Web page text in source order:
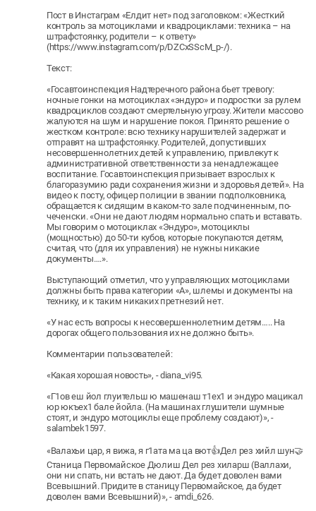
Пост в Инстаграм «Елдит нет» под заголовком: «Жесткий
контроль за мотоциклами и квадроциклами: техника – на
штрафстоянку, родители – к ответу»
(https://www.instagram.com/p/DZCxSScM_p-/).
Текст:
«Госавтоинспекция Надтеречного района бьет тревогу:
ночные гонки на мотоциклах «эндуро» и подростки за рулем
квадроциклов создают смертельную угрозу. Жители массово
жалуются на шум и нарушение покоя. Принято решение о
жестком контроле: всю технику нарушителей задержат и
отправят на штрафстоянку. Родителей, допустивших
несовершеннолетних детей к управлению, привлекут к
административной ответственности за ненадлежащее
воспитание. Госавтоинспекция призывает взрослых к
благоразумию ради сохранения жизни и здоровья детей». На
видео к посту, офицер полиции в звании подполковника,
обращается к сидящим в каком-то зале подчиненным, по-
чеченски. «Они не дают людям нормально спать и вставать.
Мы говорим о мотоциклах «Эндуро», мотоциклы
(мощностью) до 50-ти кубов, которые покупаются детям,
считая, что (для их управления) не нужны никакие
документы….».
Выступающий отметил, что у управляющих мотоциклами
должны быть права категории «А», шлемы и документы на
технику, и к таким никаких претнезий нет.
«У нас есть вопросы к несовершеннолетним детям….. На
дорогах общего пользования их не должно быть».
Комментарии пользователей:
«Какая хорошая новость», - diana_vi95.
«Г1ов еш йол глуительш ю машенаш т1ех1 и эндуро мацикал
юр юкъех1 бале йойла. (На машинах глушители шумные
стоят, и эндуро мотоциклы еще проблему создают)», -
salambek1597.
«Валахьи цар, я вижа, я г1ата ма ца вют👍Дел рез хийл шун🤝
Станица Первомайское Дюлиш Дел рез хиларш (Валлахи,
они ни спать, ни встать не дают. Да будет доволен вами
Всевышний. Придите в станицу Первомайское, да будет
доволен вами Всевышний)», - amdi_626.